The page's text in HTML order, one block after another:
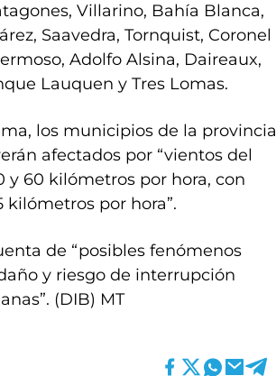
Villarino, Bahía Blanca,
Saavedra, Tornquist, Coronel
Adolfo Alsina, Daireaux,
Lauquen y Tres Lomas.
los municipios de la provincia
afectados por “vientos del
y 60 kilómetros por hora, con
kilómetros por hora”.
de “posibles fenómenos
y riesgo de interrupción
(DIB) MT